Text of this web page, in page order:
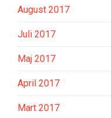
August 2017
Juli 2017
Maj 2017
April 2017
Mart 2017